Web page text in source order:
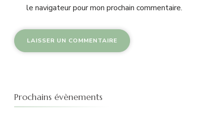
le navigateur pour mon prochain commentaire.
Prochains évènements